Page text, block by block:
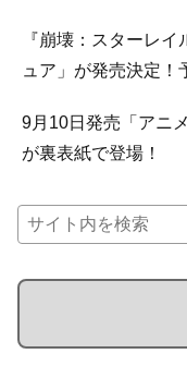
『崩壊：スターレ
ュア」が発売決定！
9月10日発売「アニ
が裏表紙で登場！